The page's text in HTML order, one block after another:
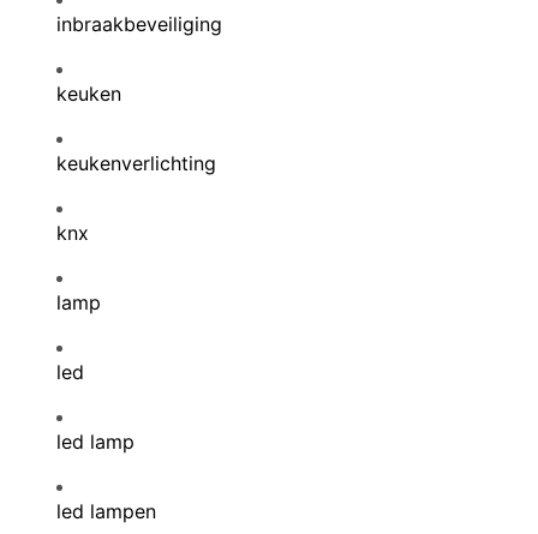
inbraakbeveiliging
keuken
keukenverlichting
knx
lamp
led
led lamp
led lampen